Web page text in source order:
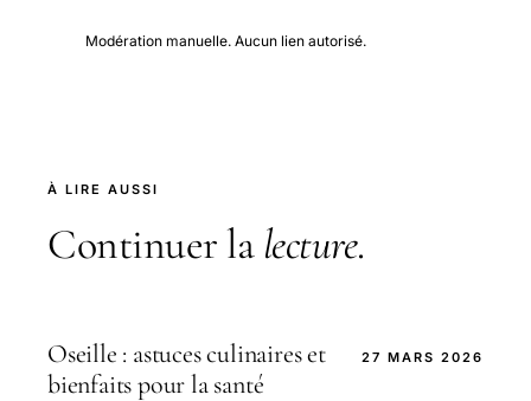
Modération manuelle. Aucun lien autorisé.
À LIRE AUSSI
Continuer la lecture.
Oseille : astuces culinaires et
bienfaits pour la santé
27 MARS 2026